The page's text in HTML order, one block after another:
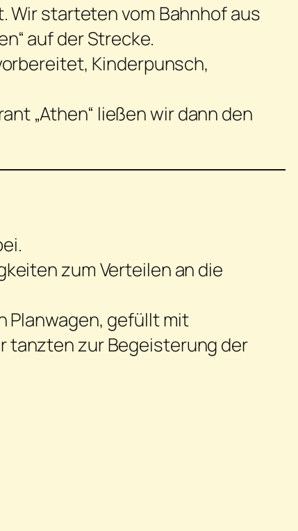
Wir starteten vom Bahnhof aus
auf der Strecke.
Kinderpunsch,
„Athen“ ließen wir dann den
zum Verteilen an die
Planwagen, gefüllt mit
tanzten zur Begeisterung der